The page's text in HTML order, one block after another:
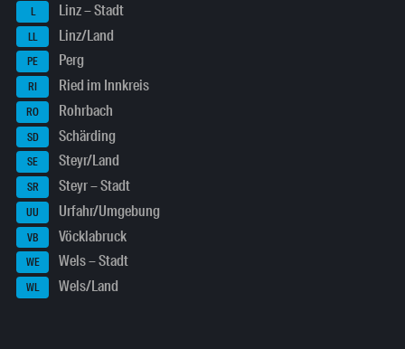
L Linz – Stadt
LL Linz/Land
PE Perg
RI Ried im Innkreis
RO Rohrbach
SD Schärding
SE Steyr/Land
SR Steyr – Stadt
UU Urfahr/Umgebung
VB Vöcklabruck
WE Wels – Stadt
WL Wels/Land